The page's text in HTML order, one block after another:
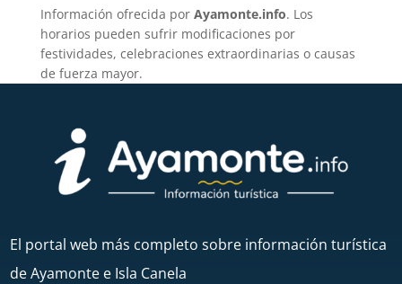
Información ofrecida por Ayamonte.info. Los
horarios pueden sufrir modificaciones por
festividades, celebraciones extraordinarias o causas
de fuerza mayor.
El portal web más completo sobre información turística
de Ayamonte e Isla Canela